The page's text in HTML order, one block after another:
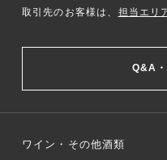
取引先のお客様は、 担当エリ
Q&A
ワイン・その他酒類